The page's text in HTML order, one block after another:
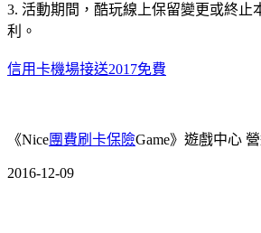
3. 活動期間，酷玩線上保留變更或終止
利。
信用卡機場接送2017免費
《Nice團費刷卡保險Game》遊戲中心
2016-12-09